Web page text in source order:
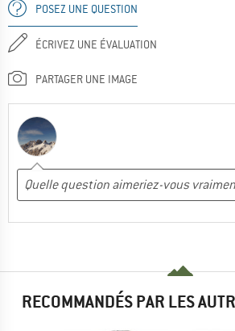
POSEZ UNE QUESTION
ÉCRIVEZ UNE ÉVALUATION
PARTAGER UNE IMAGE
RECOMMANDÉS PAR LES